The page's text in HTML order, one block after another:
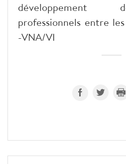
développement
professionnels entre
-VNA/VI